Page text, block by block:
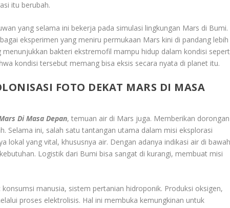
itu berubah.
yang selama ini bekerja pada simulasi lingkungan Mars di Bumi.
eksperimen yang meniru permukaan Mars kini di pandang lebih
bakteri ekstremofil mampu hidup dalam kondisi
kondisi tersebut memang bisa eksis secara nyata di planet itu.
FOTO DEKAT MARS DI MASA
Di Masa Depan, temuan air di Mars juga. Memberikan dorongan
Selama ini, salah satu tantangan utama dalam misi eksplorasi
lokal yang vital, khususnya air. Dengan adanya indikasi air di bawah
Logistik dari Bumi bisa sangat di kurangi, membuat misi
manusia, sistem pertanian hidroponik. Produksi oksigen,
proses elektrolisis. Hal ini membuka kemungkinan untuk